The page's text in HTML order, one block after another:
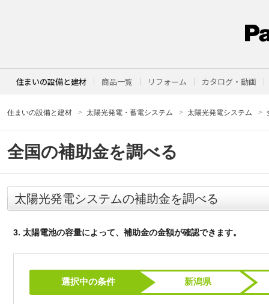
住まいの設備と建材 商品一覧 リフォーム カタログ・動画
住まいの設備と建材 太陽光発電・蓄電システム 太陽光発電システム
全国の補助金を調べる
太陽光発電システムの補助金を調べる
3. 太陽電池の容量によって、補助金の金額が確認できます。
選択中の条件 新潟県